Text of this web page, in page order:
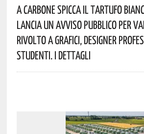
A Carbone Spicca Il Tartufo
Lancia Un Avviso Pubblico Per
Rivolto A Grafici, Designer
Studenti. I Dettagli